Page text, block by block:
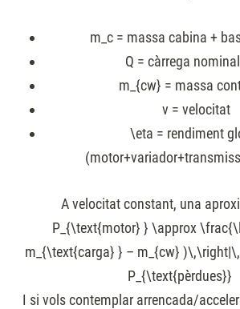
m_c = massa cabina +
Q = càrrega
m_{cw} = massa
v = velocitat
\eta = rendiment
A velocitat constant, una
P_{\text{motor} } \approx
m_{\text{carga} } – m_{cw}
P_{\text{pèrdues}}
I si vols contemplar arrencada/